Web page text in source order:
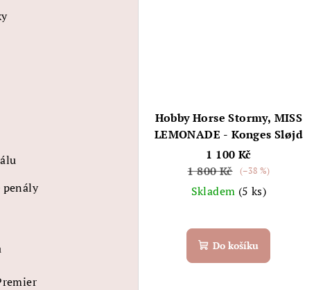
penály
Hobby Horse Stormy, MISS
LEMONADE - Konges Sløjd
1 100 Kč
1 800 Kč
(–38 %)
Skladem (5 ks)
Do košíku